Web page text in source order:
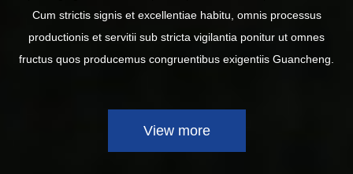
Cum strictis signis et excellentiae habitu, omnis processus
productionis et servitii sub stricta vigilantia ponitur ut omnes
fructus quos producemus congruentibus exigentiis Guancheng.
View more